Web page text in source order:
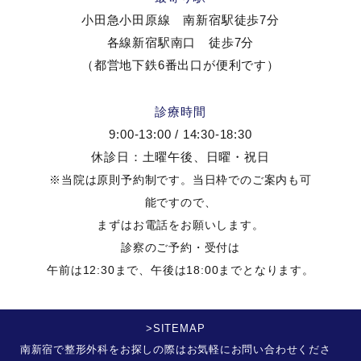
小田急小田原線 南新宿駅徒歩7分
各線新宿駅南口 徒歩7分
（都営地下鉄6番出口が便利です）
診療時間
9:00-13:00 / 14:30-18:30
休診日：土曜午後、日曜・祝日
※当院は原則予約制です。当日枠でのご案内も可
能ですので、
まずはお電話をお願いします。
診察のご予約・受付は
午前は12:30まで、午後は18:00までとなります。
>SITEMAP
南新宿で整形外科をお探しの際はお気軽にお問い合わせくださ